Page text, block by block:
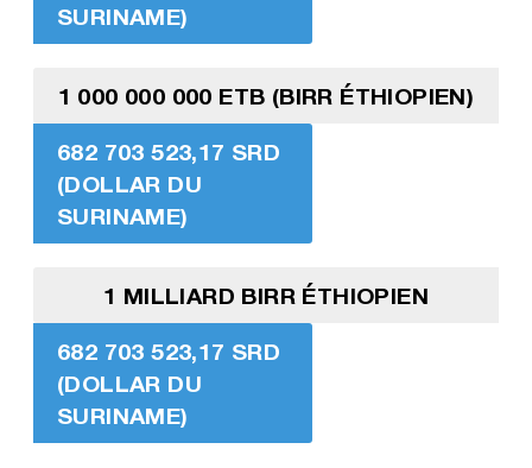
SURINAME)
1 000 000 000 ETB (BIRR ÉTHIOPIEN)
682 703 523,17 SRD
(DOLLAR DU
SURINAME)
1 MILLIARD BIRR ÉTHIOPIEN
682 703 523,17 SRD
(DOLLAR DU
SURINAME)